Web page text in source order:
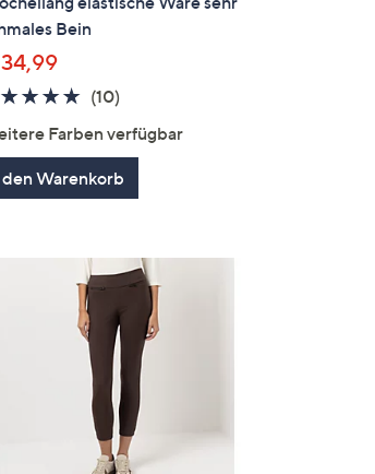
Bein
4.9
(10)
Farben verfügbar
den Warenkorb